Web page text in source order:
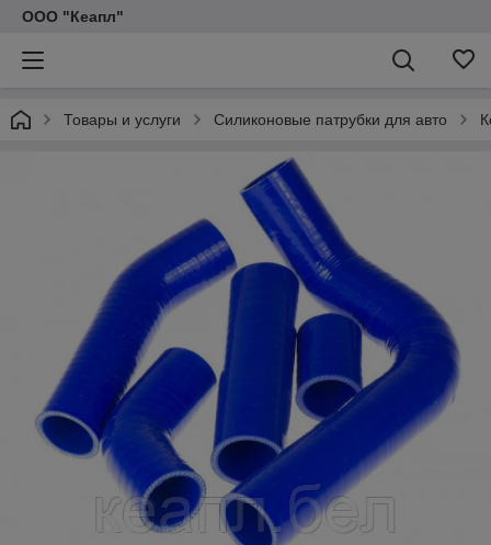
ООО "Кеапл"
Товары и услуги Силиконовые патрубки для авто